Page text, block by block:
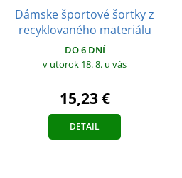
Dámske športové šortky z
recyklovaného materiálu
DO 6 DNÍ
v utorok 18. 8. u vás
15,23 €
DETAIL